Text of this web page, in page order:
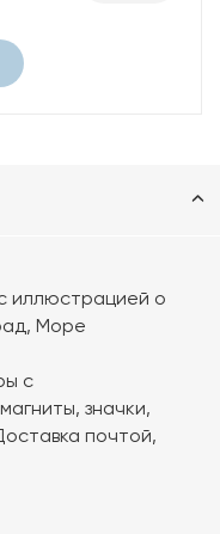
иллюстрацией о
Море
с
значки,
почтой,